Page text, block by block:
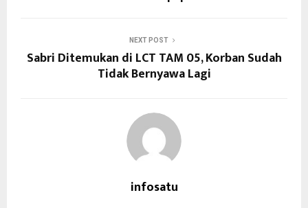
NEXT POST
Sabri Ditemukan di LCT TAM 05, Korban Sudah
Tidak Bernyawa Lagi
infosatu